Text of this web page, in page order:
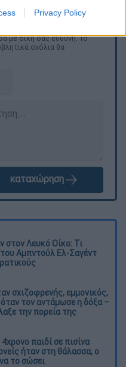
Privacy Policy
με δική σας ευθύνη. Το
σχόλια θα
καταχώρηση
στον Λευκό Οίκο: Τι
του Αμπντούλ Ελ-Σαγέντ
σχιζοφρενής, εμμονικός,
τον αντάμωσε η δόξα –
την πορεία της
παιδί σε πισίνα
ήταν στη θάλασσα, ο
το σώσει